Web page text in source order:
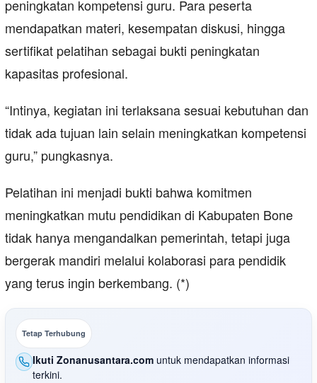
peningkatan kompetensi guru. Para peserta
mendapatkan materi, kesempatan diskusi, hingga
sertifikat pelatihan sebagai bukti peningkatan
kapasitas profesional.
“Intinya, kegiatan ini terlaksana sesuai kebutuhan dan
tidak ada tujuan lain selain meningkatkan kompetensi
guru,” pungkasnya.
Pelatihan ini menjadi bukti bahwa komitmen
meningkatkan mutu pendidikan di Kabupaten Bone
tidak hanya mengandalkan pemerintah, tetapi juga
bergerak mandiri melalui kolaborasi para pendidik
yang terus ingin berkembang. (*)
Tetap Terhubung
Ikuti Zonanusantara.com untuk mendapatkan informasi
terkini.